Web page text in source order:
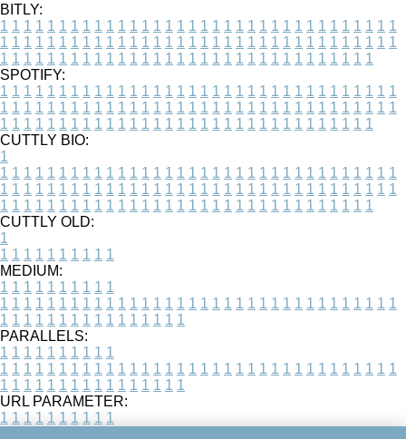
BITLY:
1 1 1 1 1 1 1 1 1 1 1 1 1 1 1 1 1 1 1 1 1 1 1 1 1 1 1 1 1 1 1 1 1 1
1 1 1 1 1 1 1 1 1 1 1 1 1 1 1 1 1 1 1 1 1 1 1 1 1 1 1 1 1 1 1 1 1 1
1 1 1 1 1 1 1 1 1 1 1 1 1 1 1 1 1 1 1 1 1 1 1 1 1 1 1 1 1 1 1 1
SPOTIFY:
1 1 1 1 1 1 1 1 1 1 1 1 1 1 1 1 1 1 1 1 1 1 1 1 1 1 1 1 1 1 1 1 1 1
1 1 1 1 1 1 1 1 1 1 1 1 1 1 1 1 1 1 1 1 1 1 1 1 1 1 1 1 1 1 1 1 1 1
1 1 1 1 1 1 1 1 1 1 1 1 1 1 1 1 1 1 1 1 1 1 1 1 1 1 1 1 1 1 1 1
CUTTLY BIO:
1
1 1 1 1 1 1 1 1 1 1 1 1 1 1 1 1 1 1 1 1 1 1 1 1 1 1 1 1 1 1 1 1 1 1
1 1 1 1 1 1 1 1 1 1 1 1 1 1 1 1 1 1 1 1 1 1 1 1 1 1 1 1 1 1 1 1 1 1
1 1 1 1 1 1 1 1 1 1 1 1 1 1 1 1 1 1 1 1 1 1 1 1 1 1 1 1 1 1 1 1
CUTTLY OLD:
1
1 1 1 1 1 1 1 1 1 1
MEDIUM:
1 1 1 1 1 1 1 1 1 1
1 1 1 1 1 1 1 1 1 1 1 1 1 1 1 1 1 1 1 1 1 1 1 1 1 1 1 1 1 1 1 1 1 1
1 1 1 1 1 1 1 1 1 1 1 1 1 1 1 1
PARALLELS:
1 1 1 1 1 1 1 1 1 1
1 1 1 1 1 1 1 1 1 1 1 1 1 1 1 1 1 1 1 1 1 1 1 1 1 1 1 1 1 1 1 1 1 1
1 1 1 1 1 1 1 1 1 1 1 1 1 1 1 1
URL PARAMETER:
1 1 1 1 1 1 1 1 1 1